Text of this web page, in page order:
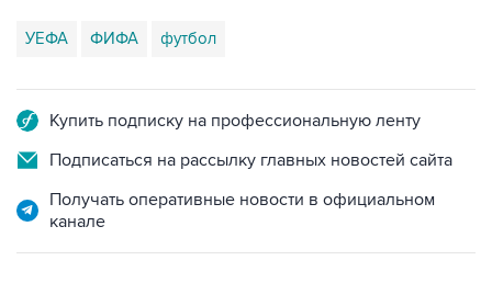
УЕФА ФИФА футбол
Купить подписку на профессиональную ленту
Подписаться на рассылку главных новостей сайта
Получать оперативные новости в официальном
канале